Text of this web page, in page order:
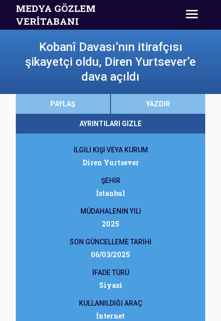
MEDYA GÖZLEM
VERİTABANI
Kobanî Davası’nın itirafçısı
şikayetçi oldu, Diren Yurtsever’e
dava açıldı
PAYLAŞ YAZDIR
AYRINTILARI GİZLE
İLGİLİ KİŞİ VEYA KURUM
Diren Yurtsever
ŞEHİR
İstanbul
MÜDAHALENİN YILI
2025
SON GÜNCELLEME TARİHİ
06/03/2025
İFADE TÜRÜ
Siyasi
KULLANILDIĞI ARAÇ
İnternet